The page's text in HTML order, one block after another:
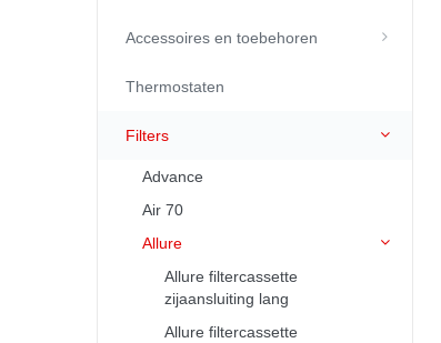
Accessoires en toebehoren
Thermostaten
Filters
Advance
Air 70
Allure
Allure filtercassette
zijaansluiting lang
Allure filtercassette